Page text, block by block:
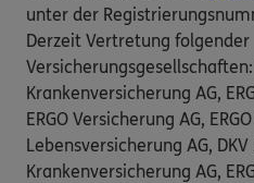
unter der
Derzeit Vertretung folgender
Versicherungsgesellschaften:
Krankenversicherung AG,
ERGO Versicherung AG,
Lebensversicherung AG,
Krankenversicherung AG,